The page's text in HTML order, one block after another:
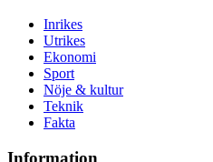
Inrikes
Utrikes
Ekonomi
Sport
Nöje & kultur
Teknik
Fakta
Information